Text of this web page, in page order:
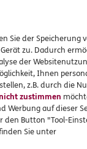
Sie der Speicherung
zu. Dadurch
der
Ihnen
z.B. durch die
zustimmen
Werbung auf dieser
den Button "Tool-
Sie unter